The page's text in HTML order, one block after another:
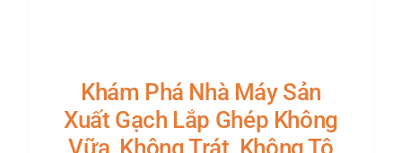
Khám Phá Nhà Máy Sản
Xuất Gạch Lắp Ghép Không
Vữa, Không Trát, Không Tô